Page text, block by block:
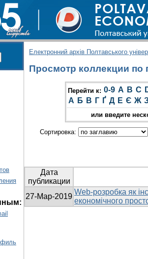
Електронний архів Полтавського
Просмотр коллекции по
Перейти к: 0-9 A B C
А Б В Г Ґ Д Е Є Ж
или введите
Сортировка:
Дата
публикации
27-Мар-2019
Web-розробка як
економічного